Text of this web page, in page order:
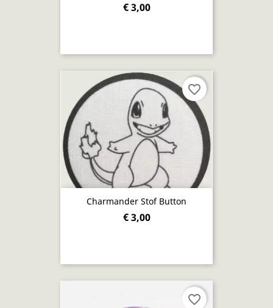
€ 3,00
Charmander Stof Button
€ 3,00
favorite_border
favorite_border